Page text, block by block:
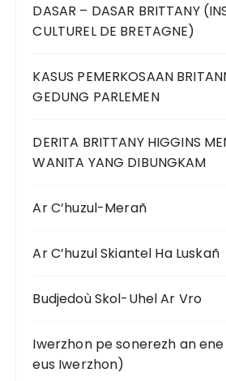
DASAR – DASAR BRITTANY
CULTUREL DE BRETAGNE)
KASUS PEMERKOSAAN
GEDUNG PARLEMEN
DERITA BRITTANY HIGGINS
WANITA YANG DIBUNGKAM
Ar C’huzul-Merañ
Ar C’huzul Skiantel Ha Luskañ
Budjedoù Skol-Uhel Ar Vro
Iwerzhon pe sonerezh an ene
eus Iwerzhon)